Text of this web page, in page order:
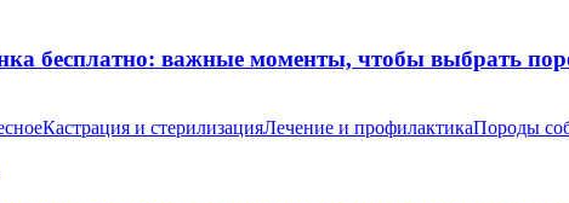
бесплатно: важные моменты, чтобы выбрать
Кастрация и стерилизацияЛечение и профилактикаПороды